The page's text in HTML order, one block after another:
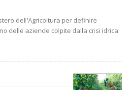
dell'Agricoltura per definire
delle aziende colpite dalla crisi idrica